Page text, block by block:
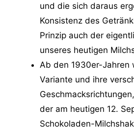
und die sich daraus
Konsistenz des
Prinzip auch der
unseres heutigen
Ab den 1930er-Jahren
Variante und ihre
der am heutigen 12.
Schokoladen-